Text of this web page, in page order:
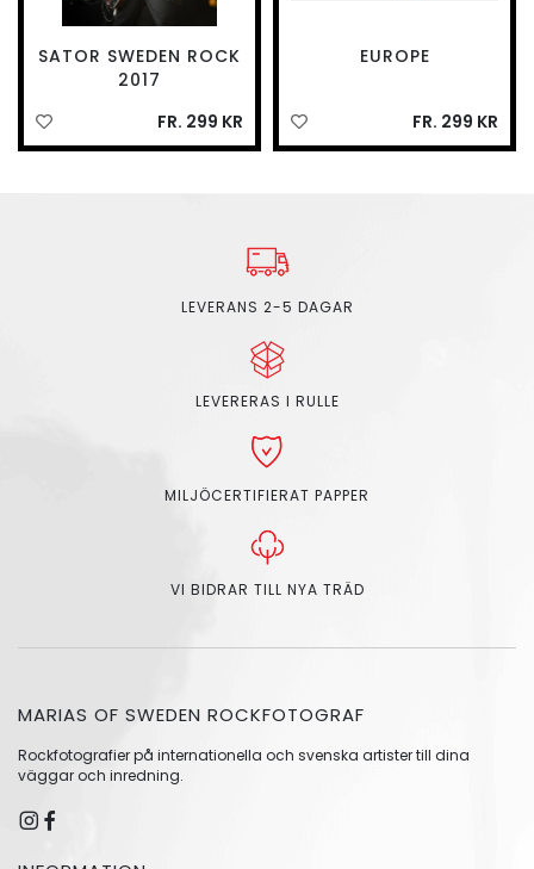
SATOR SWEDEN ROCK
2017
FR. 299 KR
EUROPE
FR. 299 KR
LEVERANS 2-5 DAGAR
LEVERERAS I RULLE
MILJÖCERTIFIERAT PAPPER
VI BIDRAR TILL NYA TRÄD
MARIAS OF SWEDEN ROCKFOTOGRAF
Rockfotografier på internationella och svenska artister till dina
väggar och inredning.